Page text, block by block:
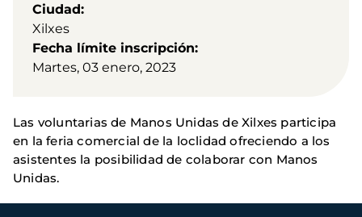
Ciudad
Xilxes
Fecha límite inscripción
Martes, 03 enero, 2023
Las voluntarias de Manos Unidas de Xilxes participa
en la feria comercial de la loclidad ofreciendo a los
asistentes la posibilidad de colaborar con Manos
Unidas.